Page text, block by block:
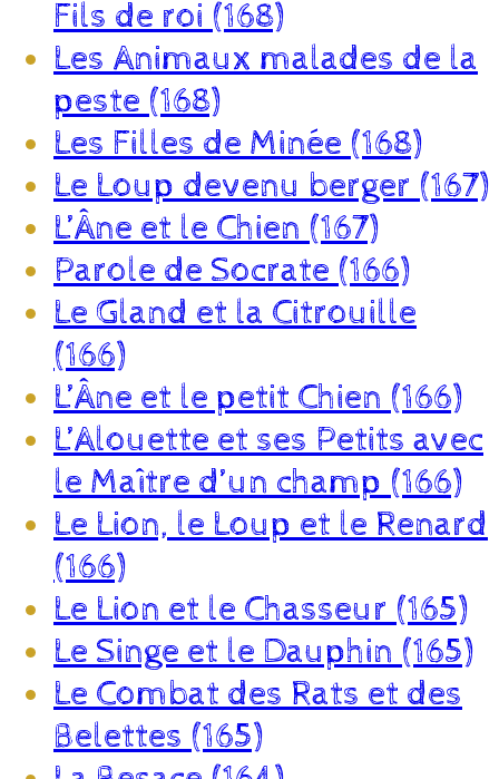
Fils de roi (168)
Les Animaux malades de la
peste (168)
Les Filles de Minée (168)
Le Loup devenu berger (167)
L’Âne et le Chien (167)
Parole de Socrate (166)
Le Gland et la Citrouille
(166)
L’Âne et le petit Chien (166)
L’Alouette et ses Petits avec
le Maître d’un champ (166)
Le Lion, le Loup et le Renard
(166)
Le Lion et le Chasseur (165)
Le Singe et le Dauphin (165)
Le Combat des Rats et des
Belettes (165)